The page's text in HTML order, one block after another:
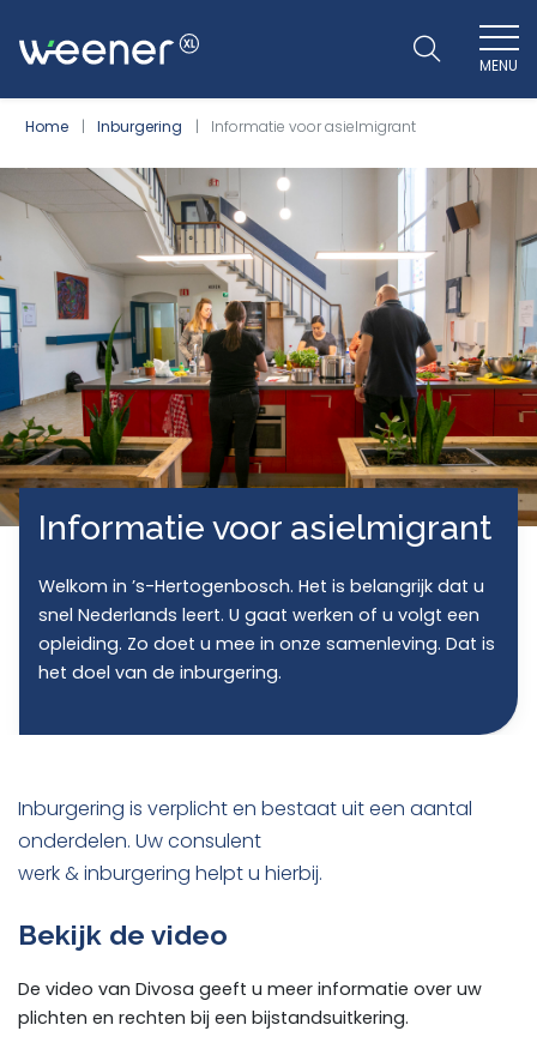
WEENER XL
MENU
Home Inburgering Informatie voor asielmigrant
Informatie voor asielmigrant
Welkom in ’s-Hertogenbosch. Het is belangrijk dat u
snel Nederlands leert. U gaat werken of u volgt een
opleiding. Zo doet u mee in onze samenleving. Dat is
het doel van de inburgering.
Inburgering is verplicht en bestaat uit een aantal
onderdelen. Uw consulent
werk & inburgering helpt u hierbij.
Bekijk de video
De video van Divosa geeft u meer informatie over uw
plichten en rechten bij een bijstandsuitkering.